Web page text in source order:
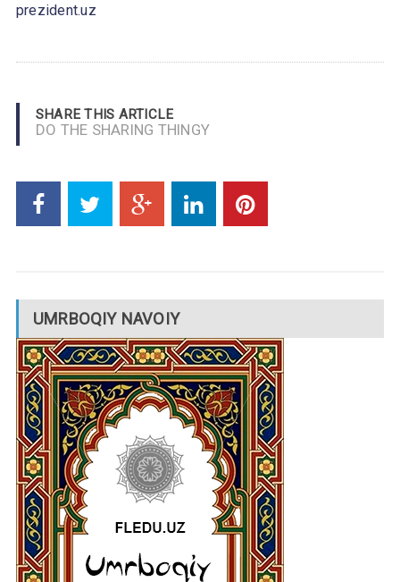
prezident.uz
SHARE THIS ARTICLE
DO THE SHARING THINGY
UMRBOQIY NAVOIY